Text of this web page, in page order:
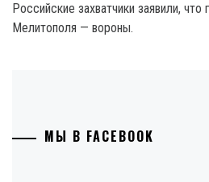
Российские захватчики заявили,
Мелитополя — вороны.
МЫ В FACEBOOK